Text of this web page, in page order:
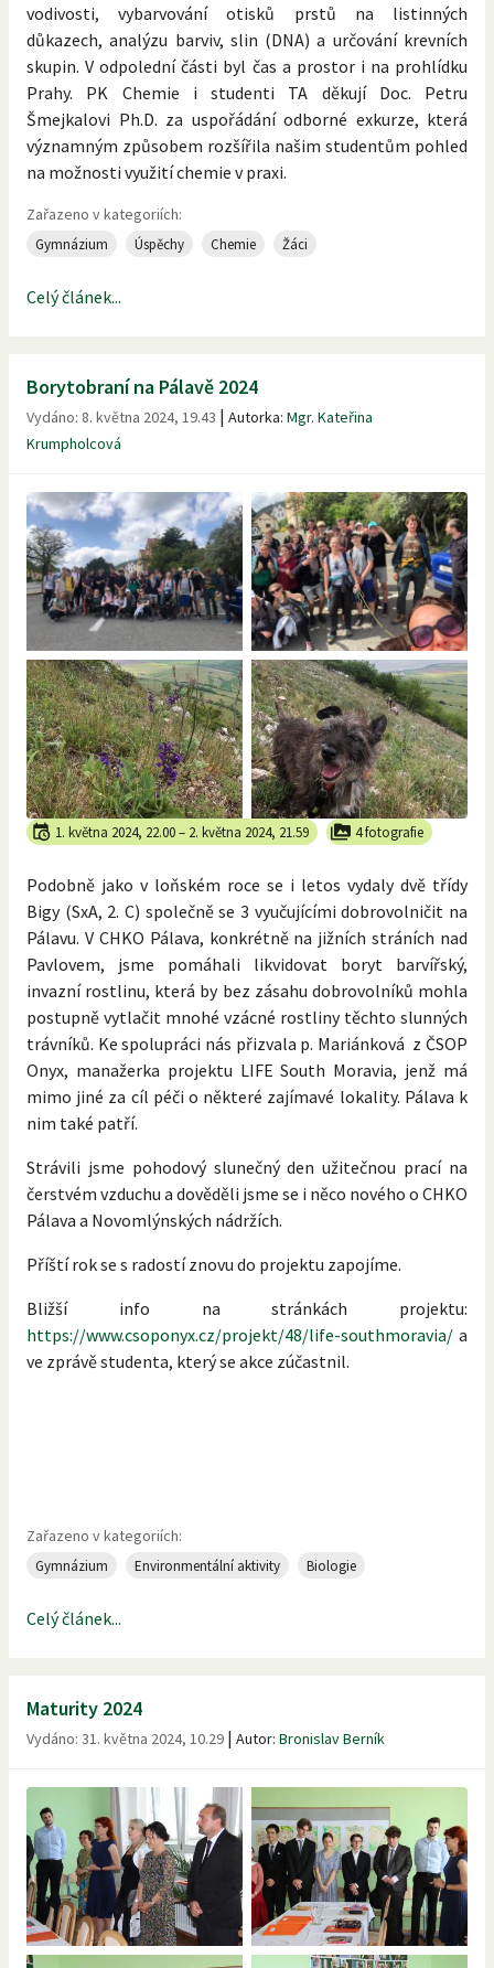
vodivosti, vybarvování otisků prstů na listinných
důkazech, analýzu barviv, slin (DNA) a určování krevních
skupin. V odpolední části byl čas a prostor i na prohlídku
Prahy. PK Chemie i studenti TA děkují Doc. Petru
Šmejkalovi Ph.D. za uspořádání odborné exkurze, která
významným způsobem rozšířila našim studentům pohled
na možnosti využití chemie v praxi.
Zařazeno v kategoriích:
Gymnázium Úspěchy Chemie Žáci
Celý článek...
Borytobraní na Pálavě 2024
Vydáno: 8. května 2024, 19.43 | Autorka: Mgr. Kateřina
Krumpholcová
1. května 2024, 22.00– 2. května 2024, 21.59 4 fotografie
Podobně jako v loňském roce se i letos vydaly dvě třídy
Bigy (SxA, 2. C) společně se 3 vyučujícími dobrovolničit na
Pálavu. V CHKO Pálava, konkrétně na jižních stráních nad
Pavlovem, jsme pomáhali likvidovat boryt barvířský,
invazní rostlinu, která by bez zásahu dobrovolníků mohla
postupně vytlačit mnohé vzácné rostliny těchto slunných
trávníků. Ke spolupráci nás přizvala p. Mariánková z ČSOP
Onyx, manažerka projektu LIFE South Moravia, jenž má
mimo jiné za cíl péči o některé zajímavé lokality. Pálava k
nim také patří.
Strávili jsme pohodový slunečný den užitečnou prací na
čerstvém vzduchu a dověděli jsme se i něco nového o CHKO
Pálava a Novomlýnských nádržích.
Příští rok se s radostí znovu do projektu zapojíme.
Bližší info na stránkách projektu:
https://www.csoponyx.cz/projekt/48/life-southmoravia/ a
ve zprávě studenta, který se akce zúčastnil.
Zařazeno v kategoriích:
Gymnázium Environmentální aktivity Biologie
Celý článek...
Maturity 2024
Vydáno: 31. května 2024, 10.29 | Autor: Bronislav Berník